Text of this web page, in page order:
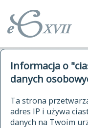
Informacja o
danych
Ta strona
adres IP i używa
danych na Twoim
autorzy Słownika
historia
publikacje
źródła
kwerendy
jak cytować Słownik